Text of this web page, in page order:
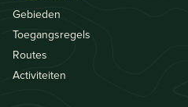
Gebieden
Toegangsregels
Routes
Activiteiten